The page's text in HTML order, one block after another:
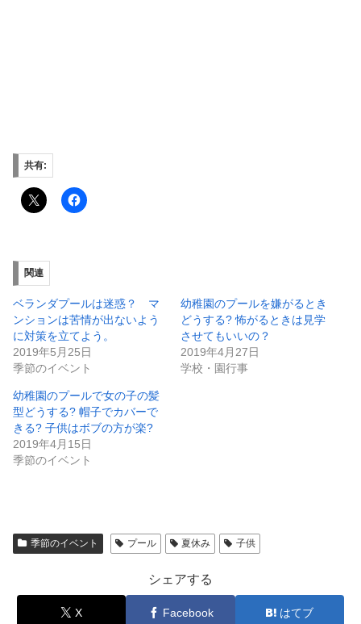
共有:
関連
ベランダプールは迷惑？ マ
ンションは苦情が出ないよう
に対策を立てよう。
2019年5月25日
季節のイベント
幼稚園のプールを嫌がるとき
どうする? 怖がるときは見学
させてもいいの？
2019年4月27日
学校・園行事
幼稚園のプールで女の子の髪
型どうする? 帽子でカバーで
きる? 子供はボブの方が楽?
2019年4月15日
季節のイベント
季節のイベント プール 夏休み 子供
シェアする
X Facebook はてブ